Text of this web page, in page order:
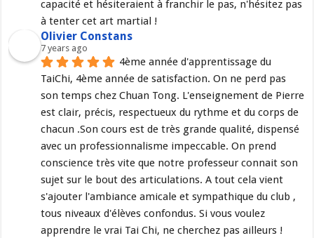
capacité et hésiteraient à franchir le pas, n'hésitez pas
à tenter cet art martial !
Olivier Constans
7 years ago
4ème année d'apprentissage du
TaiChi, 4ème année de satisfaction. On ne perd pas
son temps chez Chuan Tong. L'enseignement de Pierre
est clair, précis, respectueux du rythme et du corps de
chacun .Son cours est de très grande qualité, dispensé
avec un professionnalisme impeccable. On prend
conscience très vite que notre professeur connait son
sujet sur le bout des articulations. A tout cela vient
s'ajouter l'ambiance amicale et sympathique du club ,
tous niveaux d'élèves confondus. Si vous voulez
apprendre le vrai Tai Chi, ne cherchez pas ailleurs !